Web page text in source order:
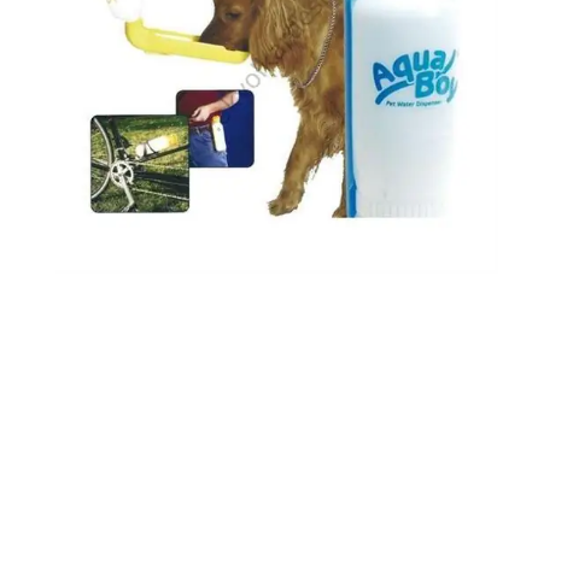
Saka ve Doğa Kuşu
Yemleri
Güvercin Yemleri
Kumlar
Mamalar
Krakerler
Kalamar Kemiği ve Gaga